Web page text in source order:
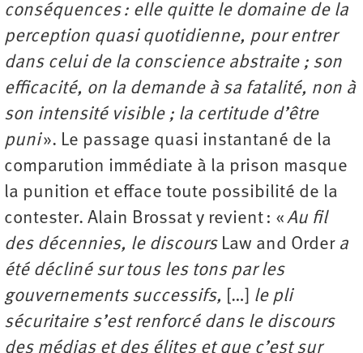
conséquences : elle quitte le domaine de la
perception quasi quotidienne, pour entrer
dans celui de la conscience abstraite ; son
efficacité, on la demande à sa fatalité, non à
son intensité visible ; la certitude d’être
puni». Le passage quasi instantané de la
comparution immédiate à la prison masque
la punition et efface toute possibilité de la
contester. Alain Brossat y revient : «Au fil
des décennies, le discours Law and Ordera
été décliné sur tous les tons par les
gouvernements successifs,
[…]
le pli
sécuritaire s’est renforcé dans le discours
des médias et des élites et que c’est sur